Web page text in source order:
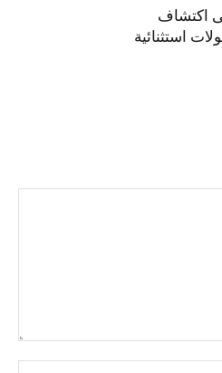
اكتشاف
استثنائية